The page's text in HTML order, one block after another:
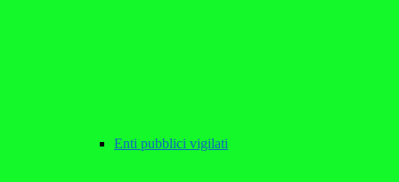
Enti pubblici vigilati